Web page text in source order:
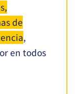
de
,
en todos